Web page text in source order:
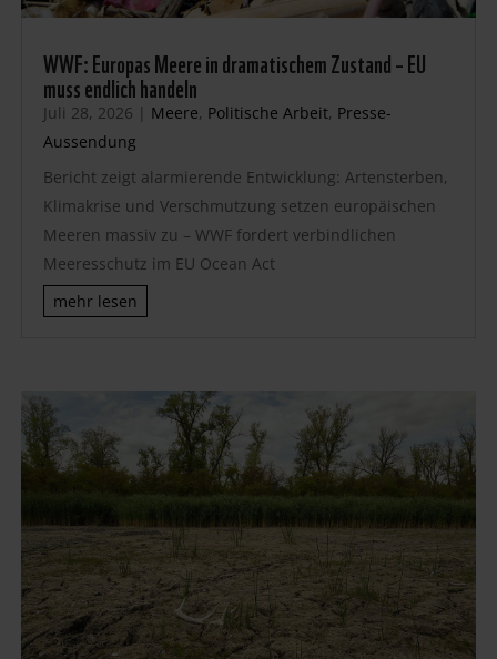
WWF: Europas Meere in dramatischem Zustand – EU
muss endlich handeln
Juli 28, 2026 | Meere, Politische Arbeit, Presse-
Aussendung
Bericht zeigt alarmierende Entwicklung: Artensterben,
Klimakrise und Verschmutzung setzen europäischen
Meeren massiv zu – WWF fordert verbindlichen
Meeresschutz im EU Ocean Act
mehr lesen